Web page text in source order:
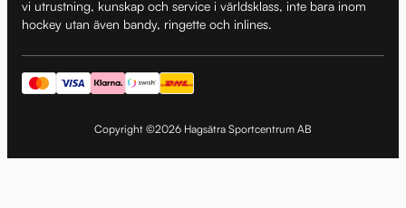
vi utrustning, kunskap och service i världsklass, inte bara inom
hockey utan även bandy, ringette och inlines.
Copyright ©2026 Hagsätra Sportcentrum AB